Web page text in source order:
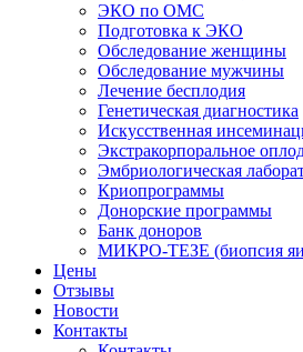
ЭКО по ОМС
Подготовка к ЭКО
Обследование женщины
Обследование мужчины
Лечение бесплодия
Генетическая диагностика
Искусственная
Экстракорпоральное
Эмбриологическая
Криопрограммы
Донорские программы
Банк доноров
МИКРО-ТЕЗЕ (биопсия
Цены
Отзывы
Новости
Контакты